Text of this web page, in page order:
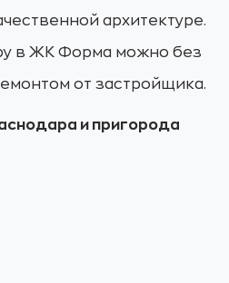
архитектуре.
в ЖК Форма можно без
от застройщика.
и пригорода